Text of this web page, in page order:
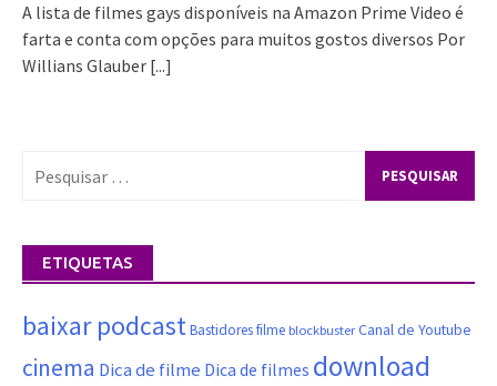
A lista de filmes gays disponíveis na Amazon Prime Video é
farta e conta com opções para muitos gostos diversos Por
Willians Glauber [...]
ETIQUETAS
baixar podcastBastidores filme blockbuster Canal de Youtube
cinema Dica de filme Dica de filmes download